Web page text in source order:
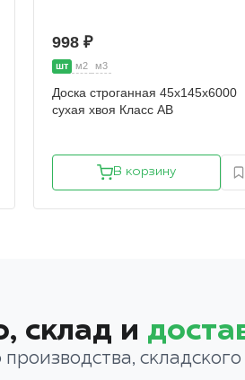
998 ₽
шт м2 м3
Доска строганная 45х145х6000
сухая хвоя Класс АВ
В корзину
склад и